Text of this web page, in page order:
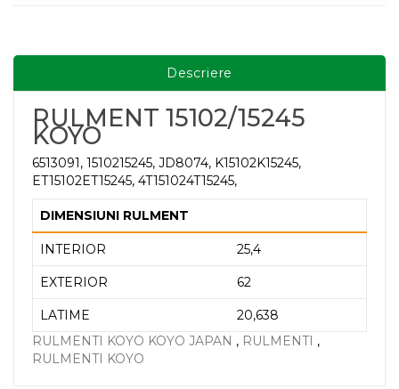
Descriere
RULMENT 15102/15245
KOYO
6513091, 1510215245, JD8074, K15102K15245,
ET15102ET15245, 4T151024T15245,
DIMENSIUNI RULMENT
INTERIOR 25,4
EXTERIOR 62
LATIME
20,638
RULMENTI KOYO KOYO JAPAN , RULMENTI ,
RULMENTI KOYO